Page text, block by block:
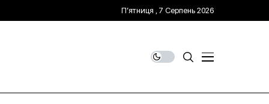
П’ятниця , 7 Серпень 2026